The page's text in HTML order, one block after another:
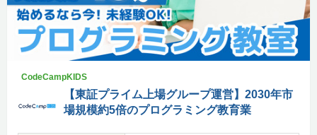
CodeCampKIDS
【東証プライム上場グループ運営】2030年市
場規模約5倍のプログラミング教育業